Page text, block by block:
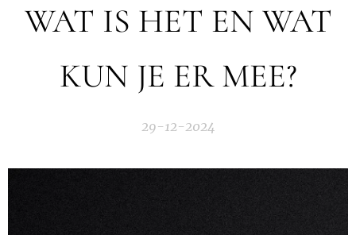
WAT IS HET EN WAT
KUN JE ER MEE?
29-12-2024